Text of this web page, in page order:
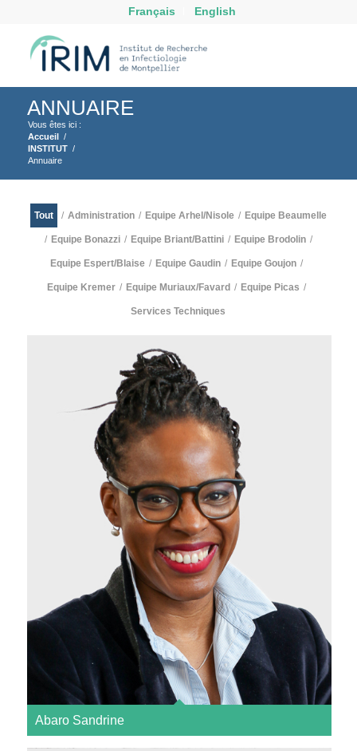
Français English
ANNUAIRE
Vous êtes ici :
Accueil /
INSTITUT /
Annuaire
Tout / Administration / Equipe Arhel/Nisole / Equipe Beaumelle
/ Equipe Bonazzi / Equipe Briant/Battini / Equipe Brodolin /
Equipe Espert/Blaise / Equipe Gaudin / Equipe Goujon /
Equipe Kremer / Equipe Muriaux/Favard / Equipe Picas /
Services Techniques
Abaro Sandrine